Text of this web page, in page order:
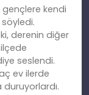
gençlere kendi
derenin diğer
seslendi.
ev ilerde